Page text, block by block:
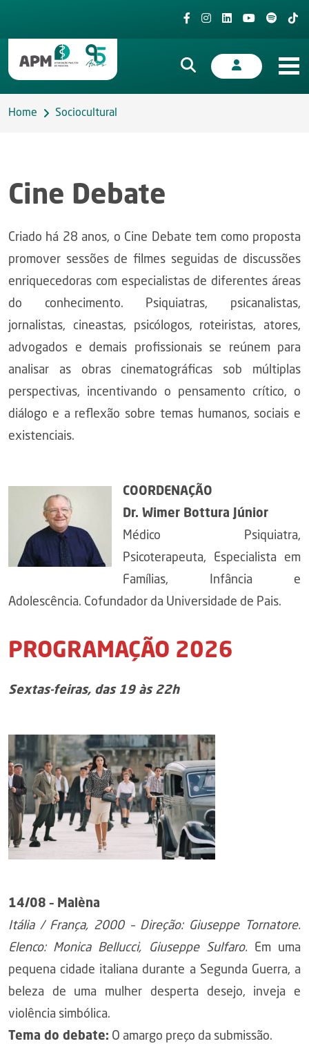
Home Sociocultural
Cine Debate
Criado há 28 anos, o Cine Debate tem como proposta
promover sessões de filmes seguidas de discussões
enriquecedoras com especialistas de diferentes áreas
do conhecimento. Psiquiatras, psicanalistas,
jornalistas, cineastas, psicólogos, roteiristas, atores,
advogados e demais profissionais se reúnem para
analisar as obras cinematográficas sob múltiplas
perspectivas, incentivando o pensamento crítico, o
diálogo e a reflexão sobre temas humanos, sociais e
existenciais.
COORDENAÇÃO
Dr. Wimer Bottura Júnior
Médico Psiquiatra,
Psicoterapeuta, Especialista em
Famílias, Infância e
Adolescência. Cofundador da Universidade de Pais.
PROGRAMAÇÃO 2026
Sextas-feiras, das 19 às 22h
14/08 – Malèna
Itália / França, 2000 – Direção: Giuseppe Tornatore.
Elenco: Monica Bellucci, Giuseppe Sulfaro. Em uma
pequena cidade italiana durante a Segunda Guerra, a
beleza de uma mulher desperta desejo, inveja e
violência simbólica.
Tema do debate: O amargo preço da submissão.